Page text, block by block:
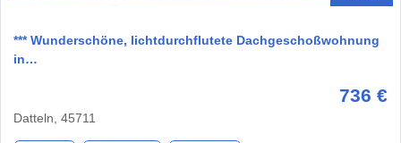
*** Wunderschöne, lichtdurchflutete Dachgeschoßwohnung
in…
736 €
Datteln, 45711